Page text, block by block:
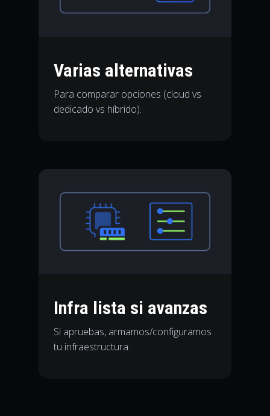
Varias alternativas
Para comparar opciones (cloud vs
dedicado vs híbrido).
Infra lista si avanzas
Si apruebas, armamos/configuramos
tu infraestructura.